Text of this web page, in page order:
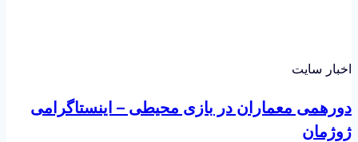
اخبار سایت
دورهمی معماران در بازی محیطی – اینستاگرامی
ژوژمان